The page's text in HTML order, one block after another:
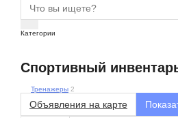
Категории
Спортивный
Тренажеры 2
Объявления на карте